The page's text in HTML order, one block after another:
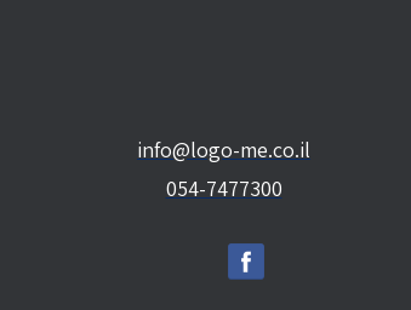
info@logo-me.co.il
054-7477300